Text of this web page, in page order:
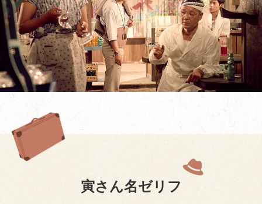
寅さん名ゼリフ